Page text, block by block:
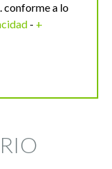
conforme a lo
- +